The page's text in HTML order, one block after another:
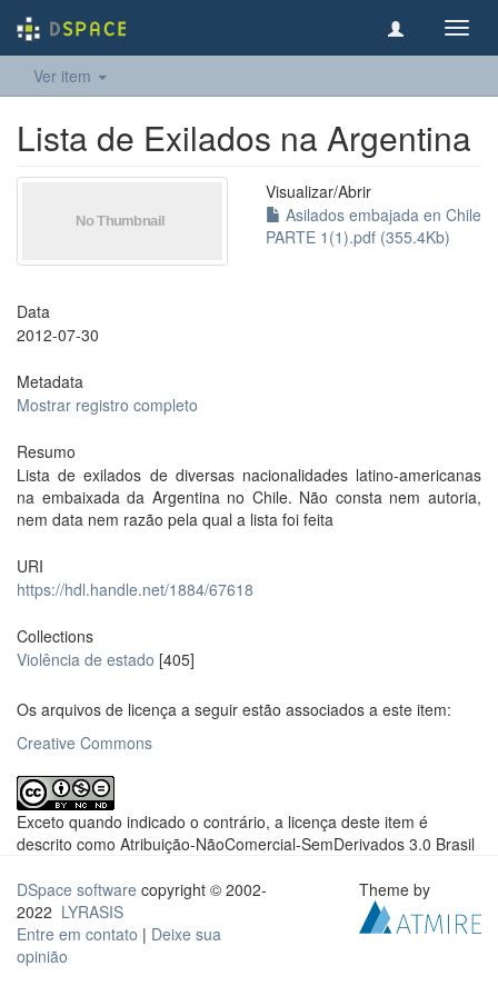
Ver item
Lista de Exilados na Argentina
Visualizar/Abrir
Asilados embajada en Chile
PARTE 1(1).pdf (355.4Kb)
Data
2012-07-30
Metadata
Mostrar registro completo
Resumo
Lista de exilados de diversas nacionalidades latino-americanas
na embaixada da Argentina no Chile. Não consta nem autoria,
nem data nem razão pela qual a lista foi feita
URI
https://hdl.handle.net/1884/67618
Collections
Violência de estado [405]
Os arquivos de licença a seguir estão associados a este item:
Creative Commons
Exceto quando indicado o contrário, a licença deste item é
descrito como Atribuição-NãoComercial-SemDerivados 3.0 Brasil
DSpace software copyright © 2002-
2022 LYRASIS
Entre em contato | Deixe sua
opinião
Theme by